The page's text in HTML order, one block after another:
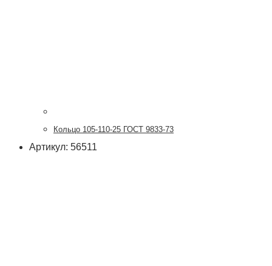
Кольцо 105-110-25 ГОСТ 9833-73
Артикул: 56511